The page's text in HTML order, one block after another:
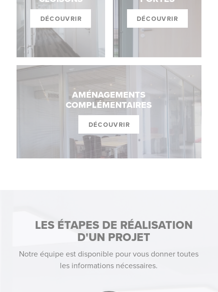
DÉCOUVRIR DÉCOUVRIR
AMÉNAGEMENTS
COMPLÉMENTAIRES
DÉCOUVRIR
LES ÉTAPES DE RÉALISATION
D'UN PROJET
Notre équipe est disponible pour vous donner toutes
les informations nécessaires.